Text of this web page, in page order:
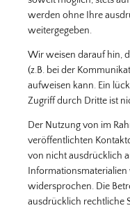
werden ohne Ihre
weitergegeben.
Wir weisen darauf hin,
(z.B. bei der
aufweisen kann. Ein
Zugriff durch Dritte ist
Der Nutzung von im
veröffentlichten
von nicht ausdrücklich
widersprochen. Die
ausdrücklich rechtliche